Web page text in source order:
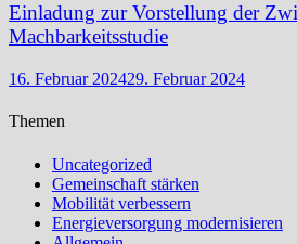
Einladung zur Vorstellung der
Machbarkeitsstudie
16. Februar 202429. Februar 2024
Themen
Uncategorized
Gemeinschaft stärken
Mobilität verbessern
Energieversorgung modernisieren